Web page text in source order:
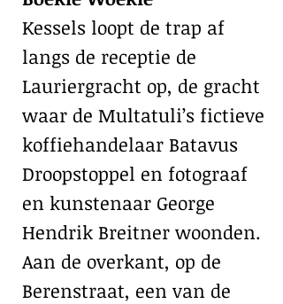
Kessels loopt de trap af
langs de receptie de
Lauriergracht op, de gracht
waar de Multatuli’s fictieve
koffiehandelaar Batavus
Droopstoppel en fotograaf
en kunstenaar George
Hendrik Breitner woonden.
Aan de overkant, op de
Berenstraat, een van de